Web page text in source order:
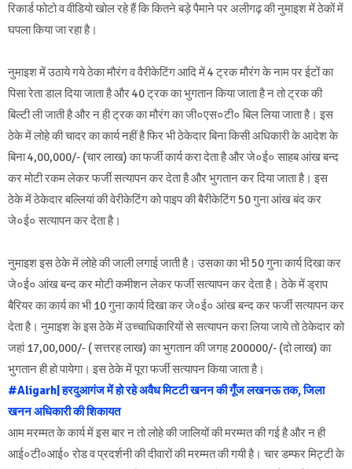
रिकार्ड फोटो व वीडियो खोल रहे हैं कि कितने बड़े पैमाने पर अलीगढ़ की नुमाइश में ठेकों में
घपला किया जा रहा है।
नुमाइश में उठाये गये ठेका मौरंग व वैरीकेटिंग आदि में 4 ट्रक मौरंग के नाम पर ईटों का
पिसा रेता डाल दिया जाता है और 40 ट्रक का भुगतान किया जाता है न तो ट्रक की
बिल्टी ली जाती है और न ही ट्रक का मौरंग का जी०एस०टी० बिल लिया जाता है। इस
ठेके में लोहे की चादर का कार्य नहीं है फिर भी ठेकेदार बिना किसी अधिकारी के आदेश के
बिना 4,00,000/- (चार लाख) का फर्जी कार्य करा देता है और जे०ई० साहब आंख बन्द
कर मोटी रकम लेकर फर्जी सत्यापन कर देता है और भुगतान कर दिया जाता है। इस
ठेके में ठेकेदार बल्लियां की वेरीकेटिंग को पाइप की बैरीकेटिंग 50 गुना आंख बंद कर
जे०ई० सत्यापन कर देता है।
नुमाइश इस ठेके में लोहे की जाली लगाई जाती है। उसका का भी 50 गुना कार्य दिखा कर
जे०ई० आंख बन्द कर मोटी कमीशन लेकर फर्जी सत्यापन कर देता है। ठेके में ड्राप
बैरियर का कार्य का भी 10 गुना कार्य दिखा कर जे०ई० आंख बन्द कर फर्जी सत्यापन कर
देता है। नुमाइश के इस ठेके में उच्चाधिकारियों से सत्यापन करा लिया जाये तो ठेकेदार को
जहां 17,00,000/- ( सत्तरह लाख) का भुगतान की जगह 200000/- (दो लाख) का
भुगतान ही हो पायेगा। इस ठेके में पूरा फर्जी सत्यापन किया जाता है।
#Aligarh| हरदुआगंज में हो रहे अवैध मिटटी खनन की गूँज लखनऊ तक, जिला
खनन अधिकारी की शिकायत
आम मरम्मत के कार्य में इस बार न तो लोहे की जालियों की मरम्मत की गई है और न ही
आई०टी०आई० रोड व प्रदर्शनी की दीवारों की मरम्मत की गयी है। चार डम्फर मिट्टी के